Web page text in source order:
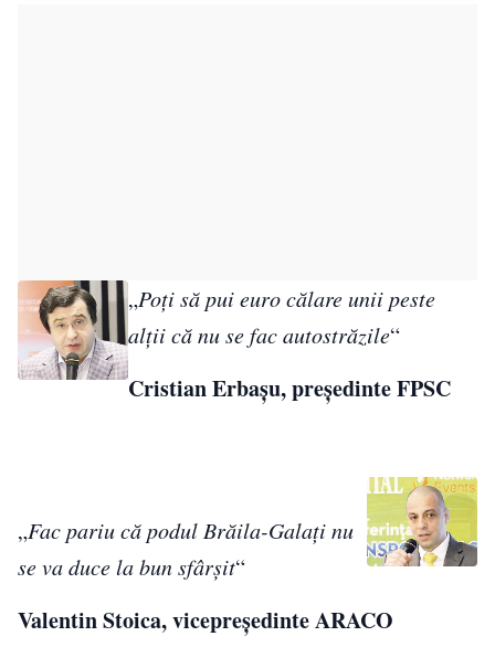
„Poţi să pui euro călare unii peste
alţii că nu se fac autostrăzile“
Cristian Erbaşu, preşedinte FPSC
„Fac pariu că podul Brăila-Galaţi nu
se va duce la bun sfârşit“
Valentin Stoica, vicepreşedinte ARACO